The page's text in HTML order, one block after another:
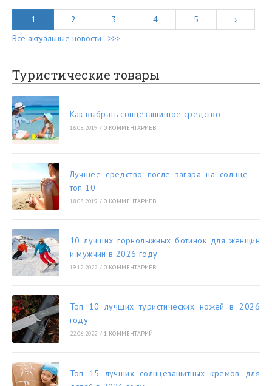
1 2 3 4 5
›
Все актуальные новости =>>>
Туристические товары
Как выбрать сонцезащитное средство
16.08.2019 / 0 КОММЕНТАРИЕВ
Лучшее средство после загара на солнце —
топ 10
18.08.2019 / 0 КОММЕНТАРИЕВ
10 лучших горнолыжных ботинок для женщин
и мужчин в 2026 году
19.12.2022 / 0 КОММЕНТАРИЕВ
Топ 10 лучших туристических ножей в 2026
году
22.06.2022 / 1 КОММЕНТАРИЙ
Топ 15 лучших солнцезащитных кремов для